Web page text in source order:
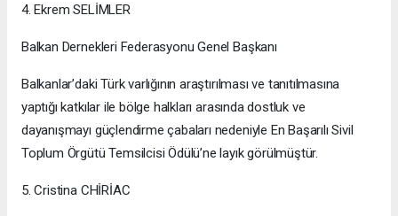
4. Ekrem SELİMLER
Balkan Dernekleri Federasyonu Genel Başkanı
Balkanlar’daki Türk varlığının araştırılması ve tanıtılmasına
yaptığı katkılar ile bölge halkları arasında dostluk ve
dayanışmayı güçlendirme çabaları nedeniyle En Başarılı Sivil
Toplum Örgütü Temsilcisi Ödülü’ne layık görülmüştür.
5. Cristina CHİRİAC